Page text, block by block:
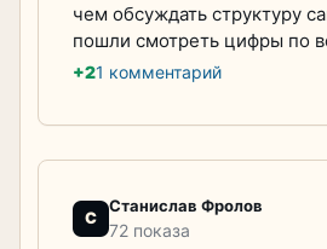
чем обсуждать структуру
пошли смотреть цифры по
+21 комментарий
С
Станислав Фролов
72 показа